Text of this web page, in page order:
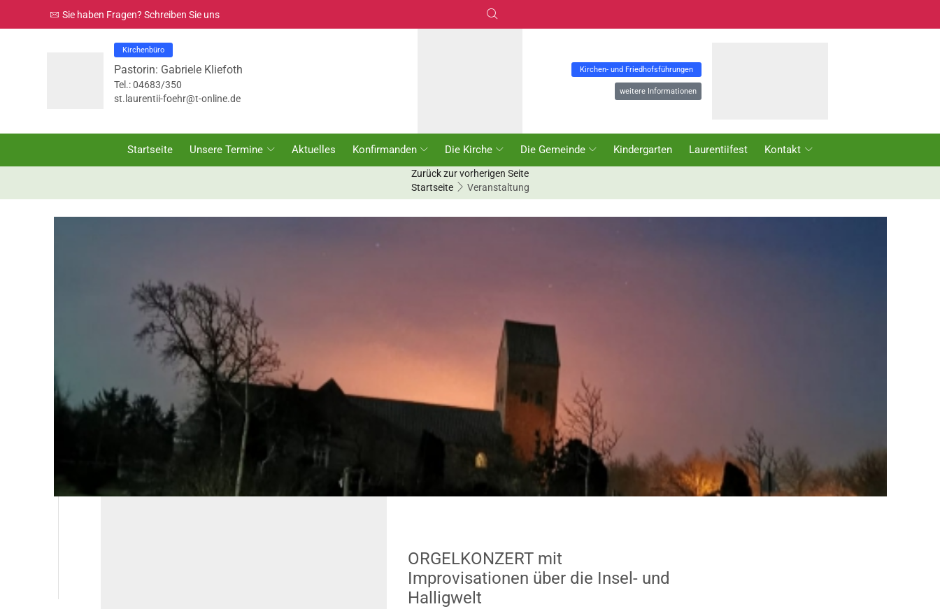
Sie haben Fragen? Schreiben Sie uns
Kirchenbüro
Pastorin: Gabriele Kliefoth
Tel.: 04683/350
st.laurentii-foehr@t-online.de
Kirchen- und Friedhofsführungen
weitere Informationen
Startseite Unsere Termine Aktuelles Konfirmanden Die Kirche Die Gemeinde Kindergarten Laurentiifest Kontakt
Zurück zur vorherigen Seite
Startseite
Veranstaltung
ORGELKONZERT mit
Improvisationen über die Insel- und
Halligwelt